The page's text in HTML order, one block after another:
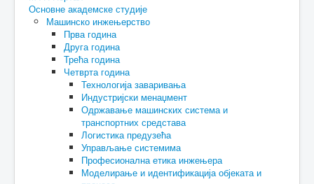
Основне академске студије
Машинско инжењерство
Прва година
Друга година
Трећа година
Четврта година
Технологија заваривања
Индустријски менаџмент
Одржавање машинских система и
транспортних средстава
Логистика предузећа
Управљање системима
Професионална етика инжењера
Моделирање и идентификација објеката и